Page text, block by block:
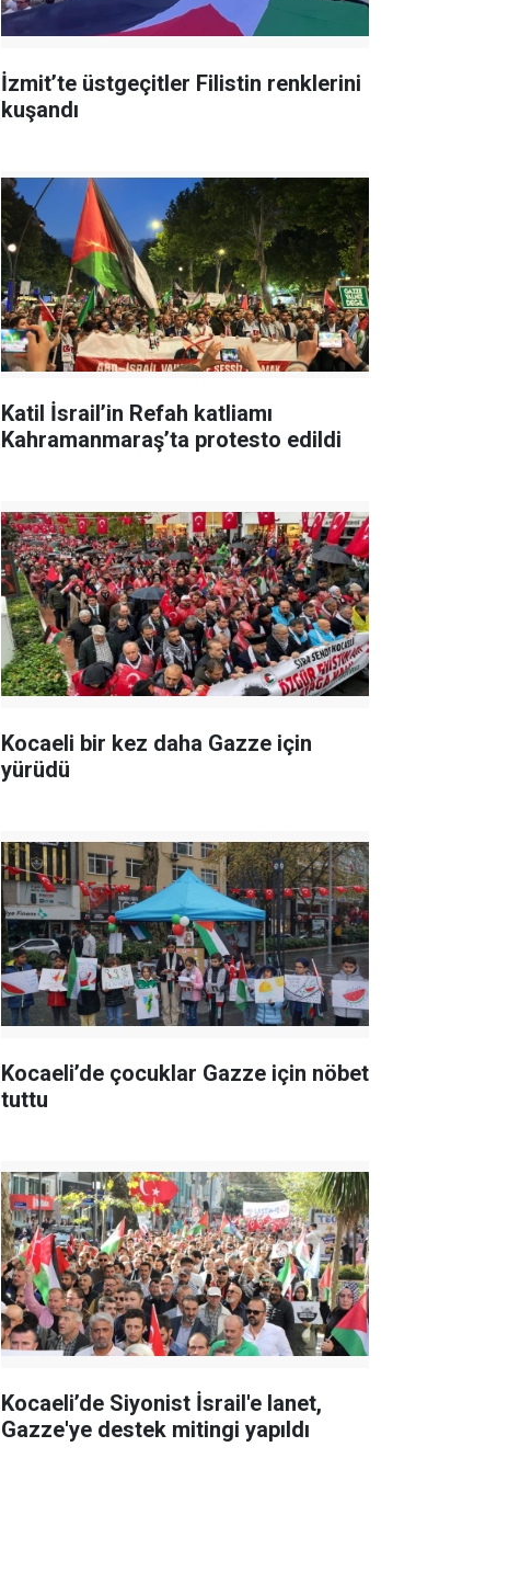
İzmit’te üstgeçitler Filistin renklerini
kuşandı
Katil İsrail’in Refah katliamı
Kahramanmaraş’ta protesto edildi
Kocaeli bir kez daha Gazze için
yürüdü
Kocaeli’de çocuklar Gazze için nöbet
tuttu
Kocaeli’de Siyonist İsrail'e lanet,
Gazze'ye destek mitingi yapıldı